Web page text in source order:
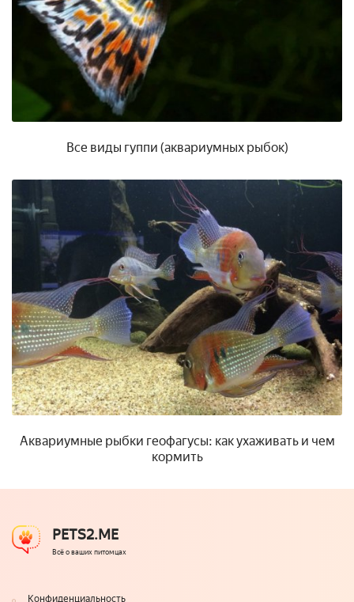
Все виды гуппи (аквариумных рыбок)
Аквариумные рыбки геофагусы: как ухаживать и чем
кормить
PETS2.ME
Всё о ваших питомцах
Конфиденциальность